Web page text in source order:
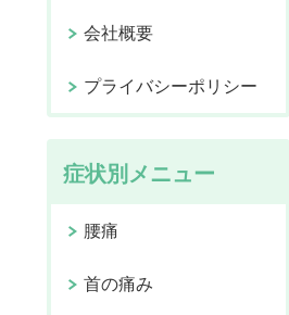
会社概要
プライバシーポリシー
症状別メニュー
腰痛
首の痛み